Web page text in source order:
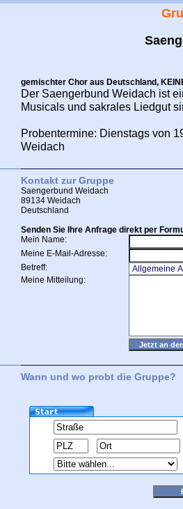
gemischter Chor aus Deutschland,
Der Saengerbund Weidach ist
Musicals und sakrales Liedgut
Probentermine: Dienstags von
Weidach
Kontakt zur Gruppe
Saengerbund Weidach
89134 Weidach
Deutschland
Senden Sie Ihre Anfrage direkt per
Mein Name:
Meine E-Mail-Adresse:
Betreff:
Meine Mitteilung:
Wann und wo probt die Gruppe?